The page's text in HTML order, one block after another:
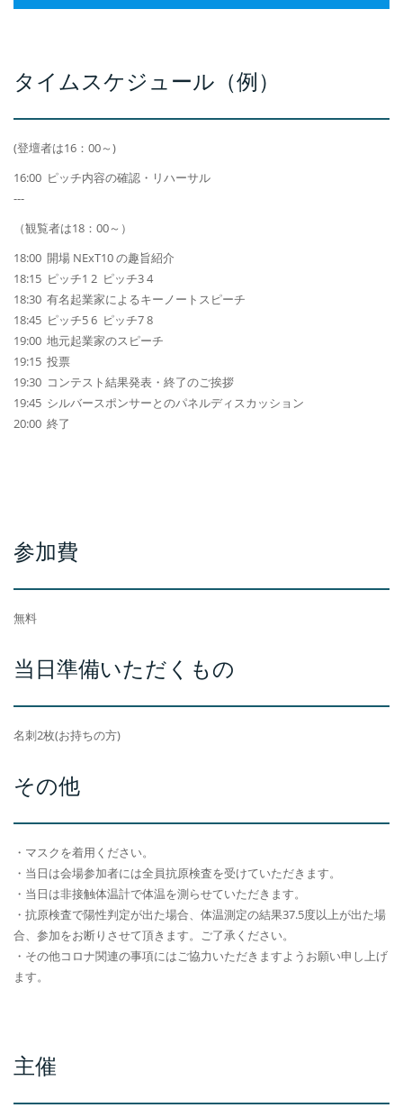
タイムスケジュール（例）
(登壇者は16：00～)
16:00 ピッチ内容の確認・リハーサル
---
（観覧者は18：00～）
18:00 開場 NExT10 の趣旨紹介
18:15 ピッチ1 2 ピッチ3 4
18:30 有名起業家によるキーノートスピーチ
18:45 ピッチ5 6 ピッチ7 8
19:00 地元起業家のスピーチ
19:15 投票
19:30 コンテスト結果発表・終了のご挨拶
19:45 シルバースポンサーとのパネルディスカッション
20:00 終了
参加費
無料
当日準備いただくもの
名刺2枚(お持ちの方)
その他
・マスクを着用ください。
・当日は会場参加者には全員抗原検査を受けていただきます。
・当日は非接触体温計で体温を測らせていただきます。
・抗原検査で陽性判定が出た場合、体温測定の結果37.5度以上が出た場
合、参加をお断りさせて頂きます。ご了承ください。
・その他コロナ関連の事項にはご協力いただきますようお願い申し上げ
ます。
主催